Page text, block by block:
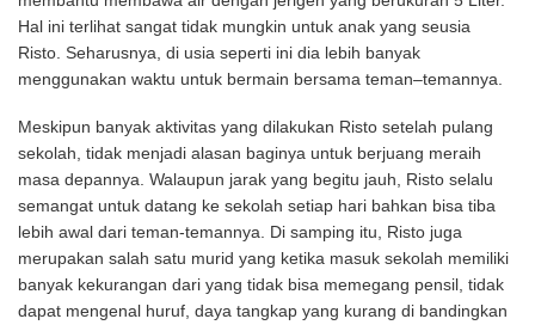
Hal ini terlihat sangat tidak mungkin untuk anak yang seusia
Risto. Seharusnya, di usia seperti ini dia lebih banyak
menggunakan waktu untuk bermain bersama teman–temannya.
Meskipun banyak aktivitas yang dilakukan Risto setelah pulang
sekolah, tidak menjadi alasan baginya untuk berjuang meraih
masa depannya. Walaupun jarak yang begitu jauh, Risto selalu
semangat untuk datang ke sekolah setiap hari bahkan bisa tiba
lebih awal dari teman-temannya. Di samping itu, Risto juga
merupakan salah satu murid yang ketika masuk sekolah memiliki
banyak kekurangan dari yang tidak bisa memegang pensil, tidak
dapat mengenal huruf, daya tangkap yang kurang di bandingkan